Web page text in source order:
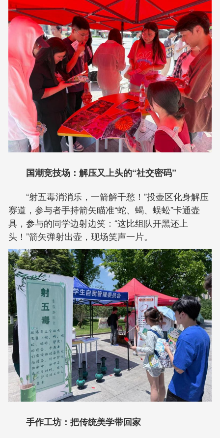
国潮竞技场：解压又上头的“社交密码”
“射五毒消消乐，一箭解千愁！”投壶区化身解压
赛道，参与者手持箭矢瞄准“蛇、蝎、蜈蚣”卡通壶
具，参与的同学边射边笑：“这比组队开黑还上
头！”箭矢弹射出壶，现场笑声一片。
手作工坊：把传统美学带回家